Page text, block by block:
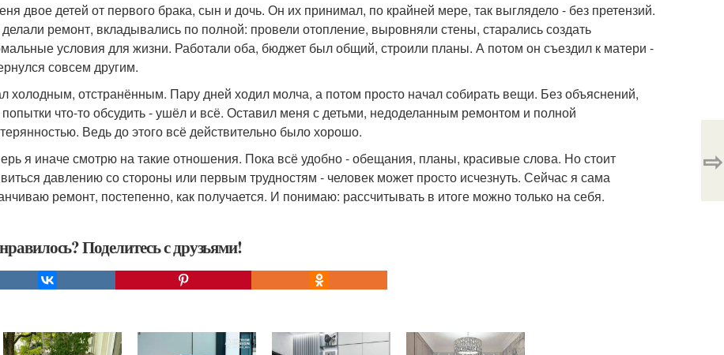
двое детей от первого брака, сын и дочь. Он их принимал, по крайней мере, так выглядело - без претензий.
ремонт, вкладывались по полной: провели отопление, выровняли стены, старались создать
условия для жизни. Работали оба, бюджет был общий, строили планы. А потом он съездил к матери -
совсем другим.
холодным, отстранённым. Пару дней ходил молча, а потом просто начал собирать вещи. Без объяснений,
попытки что-то обсудить - ушёл и всё. Оставил меня с детьми, недоделанным ремонтом и полной
Ведь до этого всё действительно было хорошо.
я иначе смотрю на такие отношения. Пока всё удобно - обещания, планы, красивые слова. Но стоит
давлению со стороны или первым трудностям - человек может просто исчезнуть. Сейчас я сама
ремонт, постепенно, как получается. И понимаю: рассчитывать в итоге можно только на себя.
Поделитесь с друзьями!
⇨